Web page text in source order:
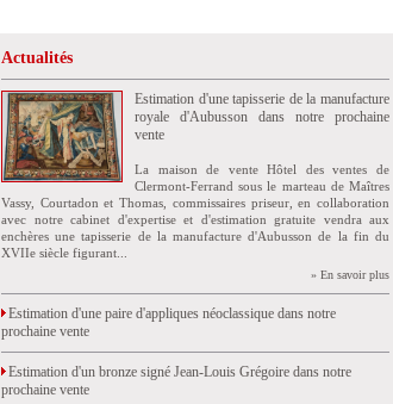
Actualités
Estimation d'une tapisserie de la manufacture
royale d'Aubusson dans notre prochaine
vente
La maison de vente Hôtel des ventes de
Clermont-Ferrand sous le marteau de Maîtres
Vassy, Courtadon et Thomas, commissaires priseur, en collaboration
avec notre cabinet d'expertise et d'estimation gratuite vendra aux
enchères une tapisserie de la manufacture d'Aubusson de la fin du
XVIIe siècle figurant...
» En savoir plus
Estimation d'une paire d'appliques néoclassique dans notre
prochaine vente
Estimation d'un bronze signé Jean-Louis Grégoire dans notre
prochaine vente